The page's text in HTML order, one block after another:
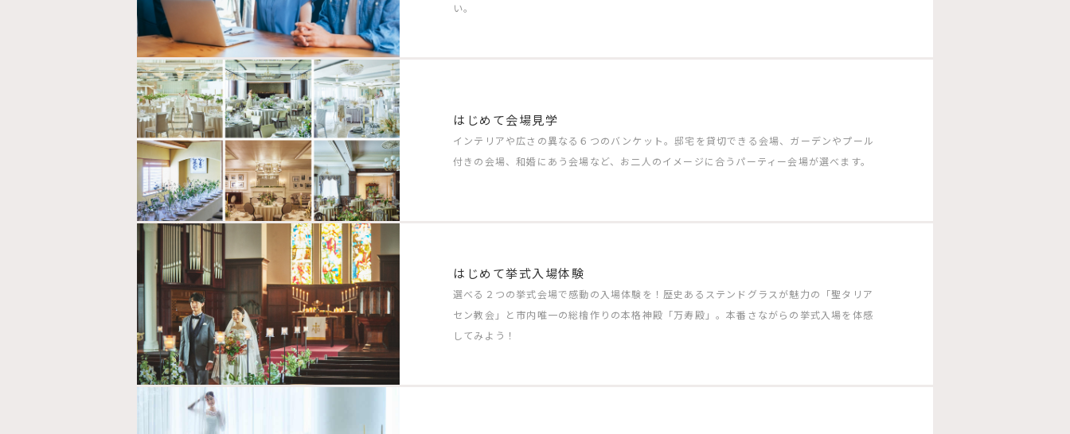
い。
はじめて会場見学
インテリアや広さの異なる６つのバンケット。邸宅を貸切できる会場、ガーデンやプール
付きの会場、和婚にあう会場など、お二人のイメージに合うパーティー会場が選べます。
はじめて挙式入場体験
選べる２つの挙式会場で感動の入場体験を！歴史あるステンドグラスが魅力の「聖タリア
セン教会」と市内唯一の総檜作りの本格神殿「万寿殿」。本番さながらの挙式入場を体感
してみよう！